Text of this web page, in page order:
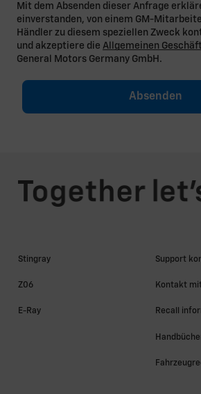
Mit dem Absenden dieser Anfrage
einverstanden, von einem GM-
Händler zu diesem speziellen Zweck
und akzeptiere die Allgemeinen
General Motors Germany GmbH.
Absenden